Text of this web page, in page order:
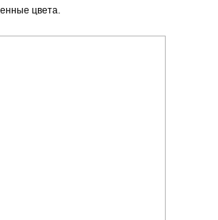
цвета.